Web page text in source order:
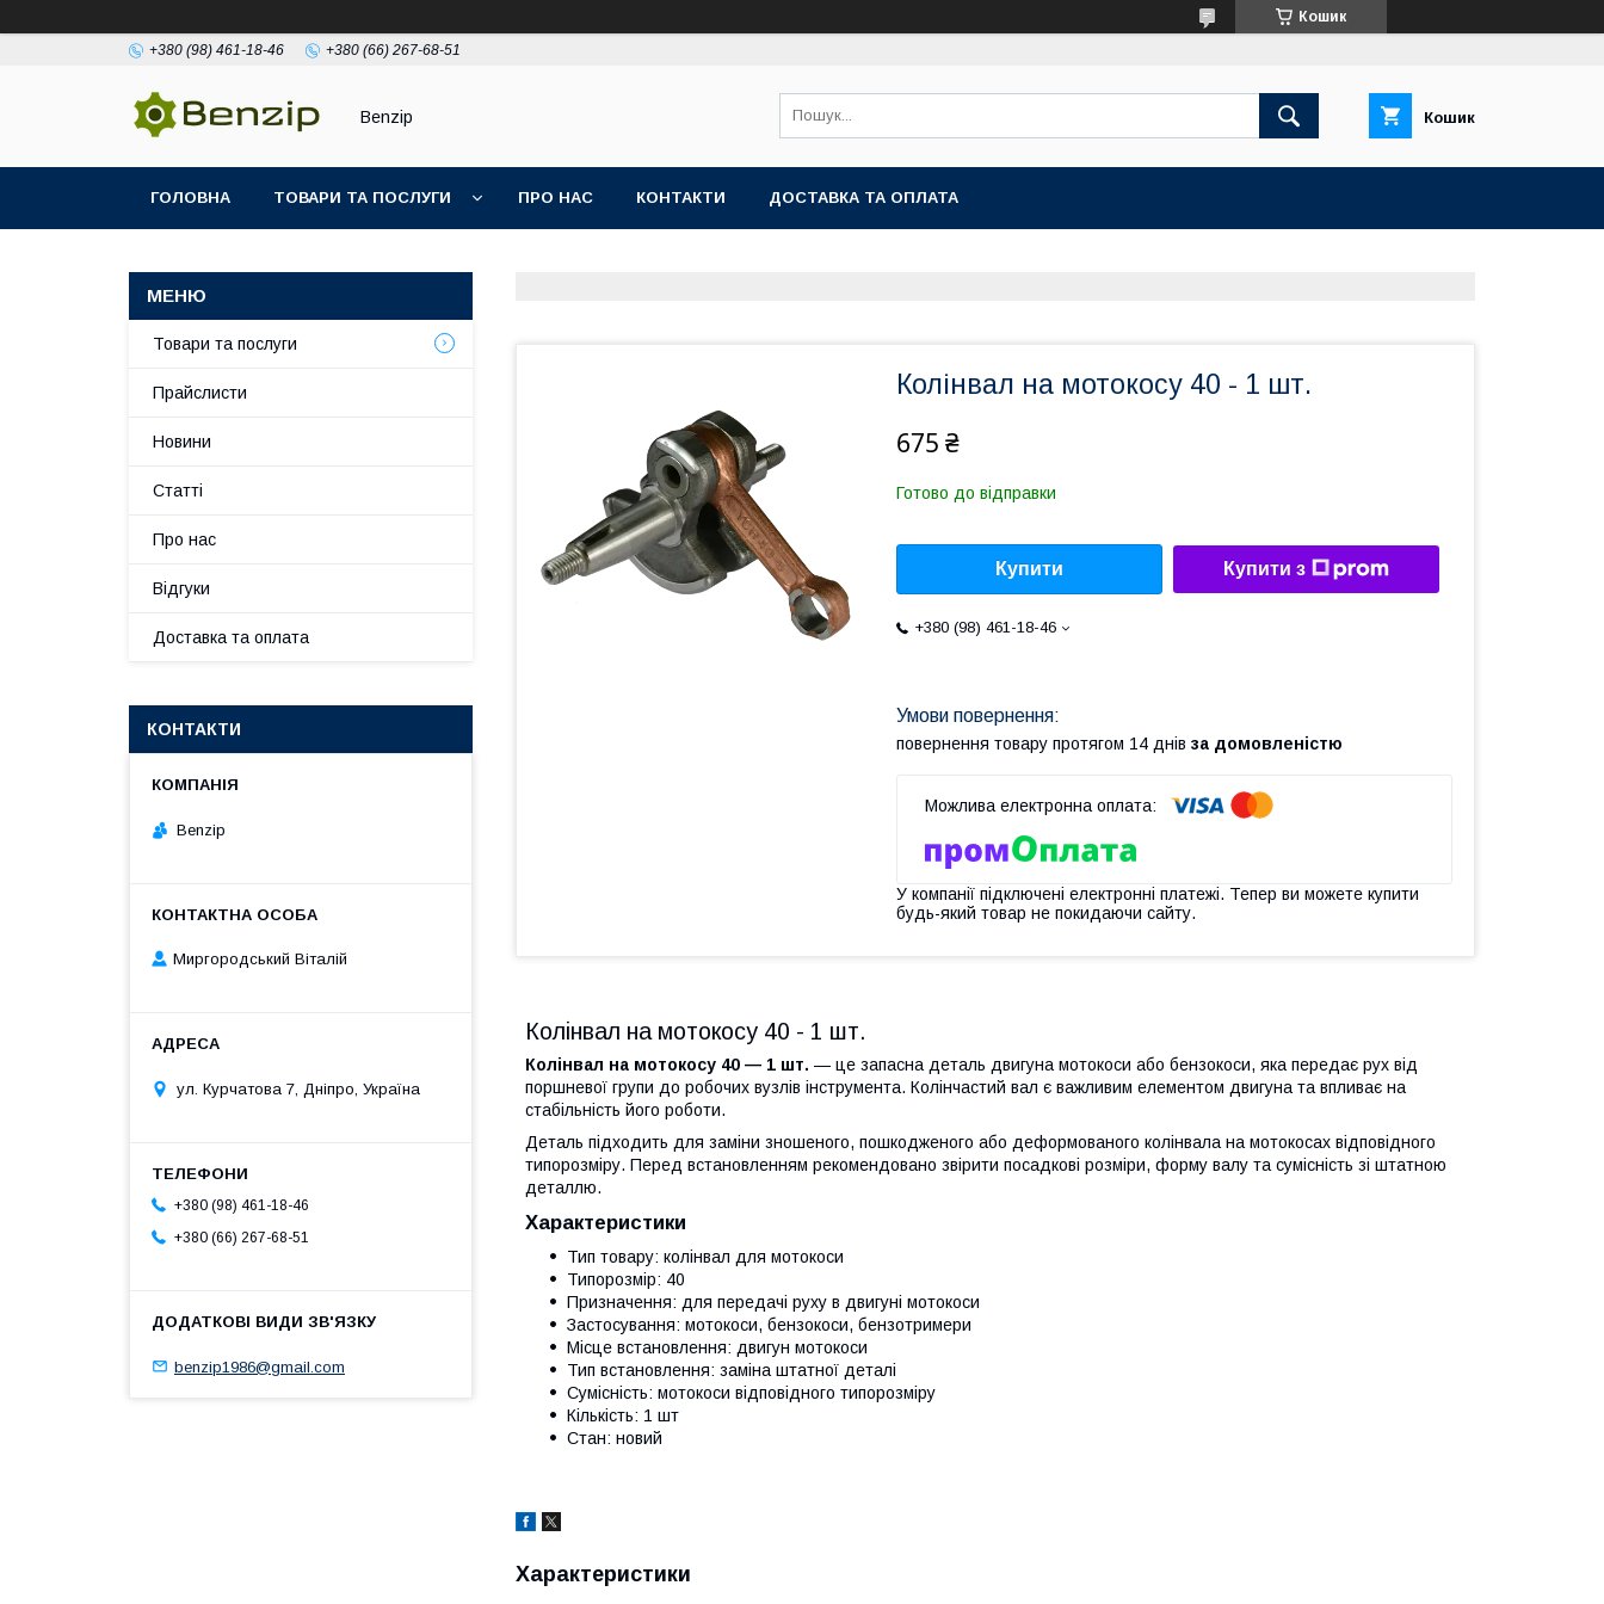
Кошик
+380 (98) 461-18-46 +380 (66) 267-68-51
Benzip Кошик
ГОЛОВНА ТОВАРИ ТА ПОСЛУГИ ПРО НАС КОНТАКТИ ДОСТАВКА ТА ОПЛАТА
Колінвал на мотокосу 40 - 1 шт.
675 ₴
Готово до відправки
Купити Купити з
+380 (98) 461-18-46
повернення товару протягом 14 днів за домовленістю
У компанії підключені електронні платежі. Тепер ви можете купити
будь-який товар не покидаючи сайту.
Колінвал на мотокосу 40 - 1 шт.
Колінвал на мотокосу 40 — 1 шт. — це запасна деталь двигуна мотокоси або бензокоси, яка передає рух від
поршневої групи до робочих вузлів інструмента. Колінчастий вал є важливим елементом двигуна та впливає на
стабільність його роботи.
Деталь підходить для заміни зношеного, пошкодженого або деформованого колінвала на мотокосах відповідного
типорозміру. Перед встановленням рекомендовано звірити посадкові розміри, форму валу та сумісність зі штатною
деталлю.
Характеристики
Тип товару: колінвал для мотокоси
Типорозмір: 40
Призначення: для передачі руху в двигуні мотокоси
Застосування: мотокоси, бензокоси, бензотримери
Місце встановлення: двигун мотокоси
Тип встановлення: заміна штатної деталі
Сумісність: мотокоси відповідного типорозміру
Кількість: 1 шт
Стан: новий
Характеристики
Товари та послуги
Прайслисти
Новини
Статті
Про нас
Відгуки
Доставка та оплата
КОНТАКТИ
Benzip
Миргородський Віталій
ул. Курчатова 7, Дніпро, Україна
+380 (98) 461-18-46
+380 (66) 267-68-51
benzip1986@gmail.com